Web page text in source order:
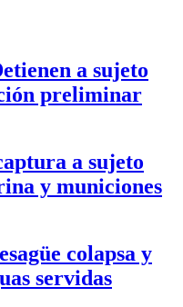
a sujeto
preliminar
a sujeto
y municiones
colapsa y
servidas